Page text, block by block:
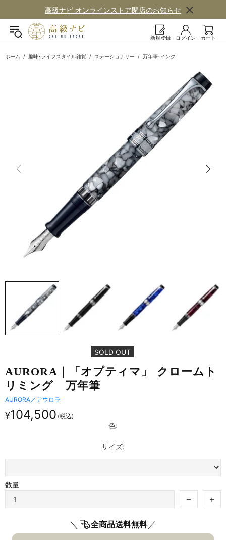
高級ナビ オンラインストア閉店の​お知らせ
新規登録 ログイン カート
ホーム 趣味・ライフスタイル雑貨 ステーショナリー 万年筆・インク
SOLD OUT
AURORA｜​「オプティマ」 クロームト
リミング 万年筆
AURORA／アウロラ
¥104,500
色:
サイズ:
数量
＼ 全商品送料無料／